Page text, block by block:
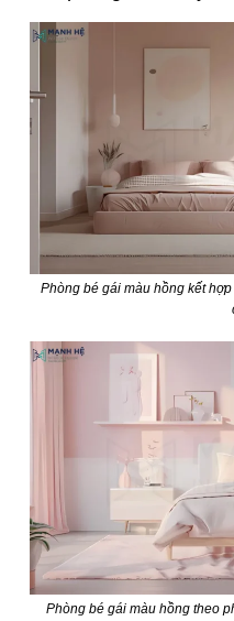
Phòng bé gái màu hồng kết
Phòng bé gái màu hồng theo